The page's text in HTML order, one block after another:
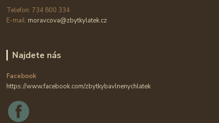
Telefon: 734 800 334
E-mail: moravcova@zbytkylatek.cz
Najdete nás
Facebook
https://www.facebook.com/zbytkybavlnenychlatek